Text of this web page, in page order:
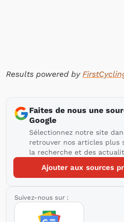
Results powered by
Faites de nous une
Google
Sélectionnez notre site
retrouver nos articles plus
la recherche et des
Ajouter aux sources
Suivez-nous sur :